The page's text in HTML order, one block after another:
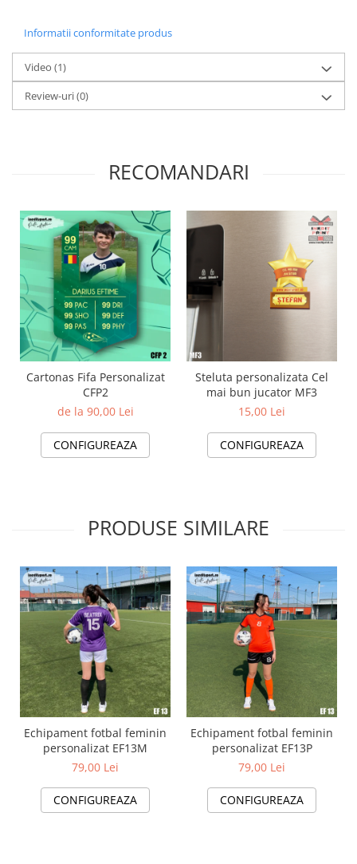
Informatii conformitate produs
Video (1)
Review-uri(0)
RECOMANDARI
Cartonas Fifa Personalizat
CFP2
de la 90,00 Lei
CONFIGUREAZA
Steluta personalizata Cel
mai bun jucator MF3
15,00 Lei
CONFIGUREAZA
PRODUSE SIMILARE
Echipament fotbal feminin
personalizat EF13M
79,00 Lei
CONFIGUREAZA
Echipament fotbal feminin
personalizat EF13P
79,00 Lei
CONFIGUREAZA